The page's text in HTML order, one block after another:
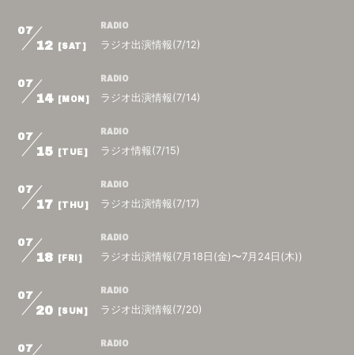
07
12 [SAT]
RADIO
ラジオ出演情報(7/12)
07
14 [MON]
RADIO
ラジオ出演情報(7/14)
07
15 [TUE]
RADIO
ラジオ情報(7/15)
07
17 [THU]
RADIO
ラジオ出演情報(7/17)
07
18 [FRI]
RADIO
ラジオ出演情報(7月18日(金)〜7月24日(木))
07
20 [SUN]
RADIO
ラジオ出演情報(7/20)
07 RADIO